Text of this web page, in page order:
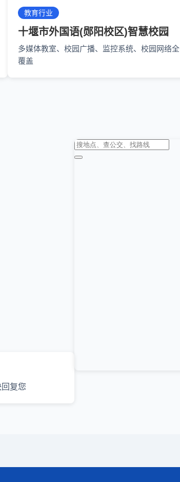
教育行业
十堰市外国语(郧阳校区)智慧校园
多媒体教室、校园广播、监控系统、校园网络全
覆盖
复您